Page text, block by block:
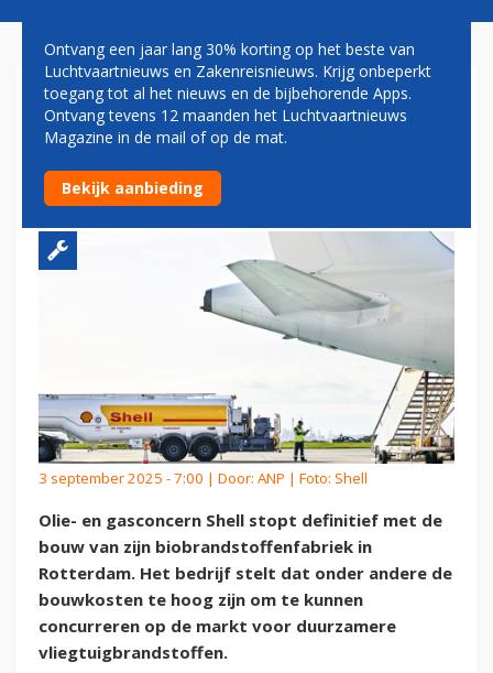
SHELL STOPT MET BOUW
BIOBRANDSTOFFENFABRIEK
IN ROTTERDAM
3 september 2025 - 7:00 | Door: ANP | Foto: Shell
Olie- en gasconcern Shell stopt definitief met de
bouw van zijn biobrandstoffenfabriek in
Rotterdam. Het bedrijf stelt dat onder andere de
bouwkosten te hoog zijn om te kunnen
concurreren op de markt voor duurzamere
vliegtuigbrandstoffen.
Ontvang een jaar lang 30% korting op het beste van
Luchtvaartnieuws en Zakenreisnieuws. Krijg onbeperkt
toegang tot al het nieuws en de bijbehorende Apps.
Ontvang tevens 12 maanden het Luchtvaartnieuws
Magazine in de mail of op de mat.
Bekijk aanbieding